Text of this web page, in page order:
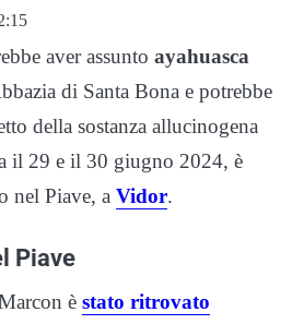
aver assunto ayahuasca
di Santa Bona e potrebbe
della sostanza allucinogena
il 29 e il 30 giugno 2024, è
nel Piave, a Vidor.
Piave
è stato ritrovato